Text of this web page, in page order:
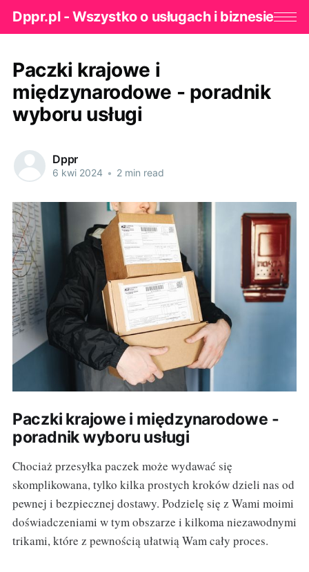
Dppr.pl - Wszystko o usługach i biznesie
Paczki krajowe i
międzynarodowe - poradnik
wyboru usługi
Dppr
6 kwi 2024 • 2 min read
Paczki krajowe i międzynarodowe -
poradnik wyboru usługi
Chociaż przesyłka paczek może wydawać się
skomplikowana, tylko kilka prostych kroków dzieli nas od
pewnej i bezpiecznej dostawy. Podzielę się z Wami moimi
doświadczeniami w tym obszarze i kilkoma niezawodnymi
trikami, które z pewnością ułatwią Wam cały proces.